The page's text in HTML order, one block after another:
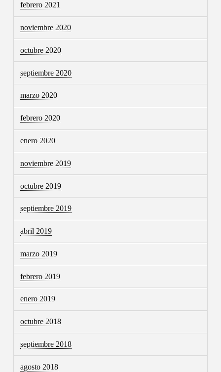
febrero 2021
noviembre 2020
octubre 2020
septiembre 2020
marzo 2020
febrero 2020
enero 2020
noviembre 2019
octubre 2019
septiembre 2019
abril 2019
marzo 2019
febrero 2019
enero 2019
octubre 2018
septiembre 2018
agosto 2018